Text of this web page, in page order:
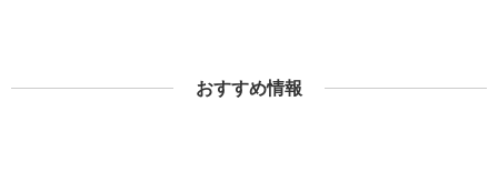
おすすめ情報